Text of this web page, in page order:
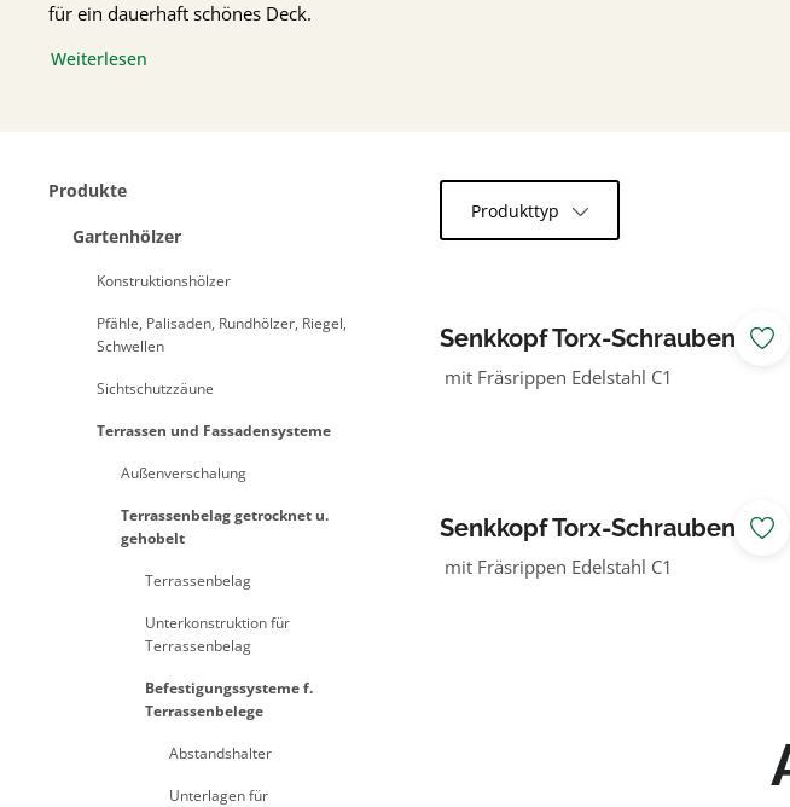
für ein dauerhaft schönes Deck.
Weiterlesen
Produkte
Gartenhölzer
Konstruktionshölzer
Pfähle, Palisaden, Rundhölzer, Riegel,
Schwellen
Sichtschutzzäune
Terrassen und Fassadensysteme
Außenverschalung
Terrassenbelag getrocknet u.
gehobelt
Terrassenbelag
Unterkonstruktion für
Terrassenbelag
Befestigungssysteme f.
Terrassenbelege
Abstandshalter
Unterlagen für
Produkttyp
Senkkopf Torx-Schrauben 5 x
50 mm
mit Fräsrippen Edelstahl C1
Senkkopf Torx-Schrauben 6 x
90 mm
mit Fräsrippen Edelstahl C1